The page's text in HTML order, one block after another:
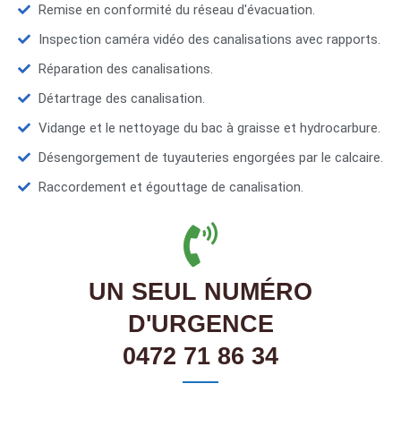
Remise en conformité du réseau d'évacuation.
Inspection caméra vidéo des canalisations avec rapports.
Réparation des canalisations.
Détartrage des canalisation.
Vidange et le nettoyage du bac à graisse et hydrocarbure.
Désengorgement de tuyauteries engorgées par le calcaire.
Raccordement et égouttage de canalisation.
UN SEUL NUMÉRO
D'URGENCE
0472 71 86 34